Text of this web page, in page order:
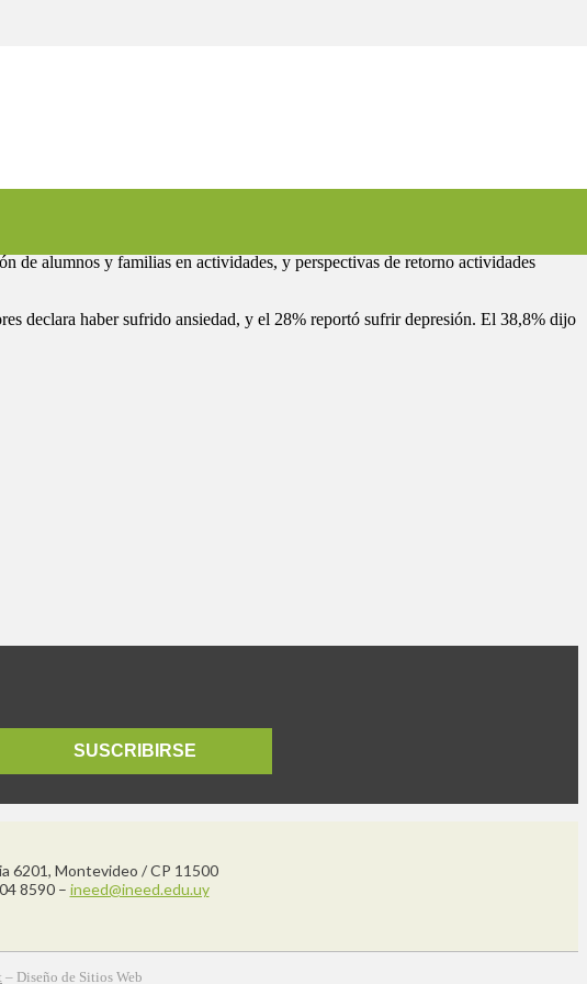
de alumnos y familias en actividades, y perspectivas de retorno actividades
declara haber sufrido ansiedad, y el 28% reportó sufrir depresión. El 38,8% dijo
SUSCRIBIRSE
6201, Montevideo / CP 11500
8590 – ineed@ineed.edu.uy
– Diseño de Sitios Web